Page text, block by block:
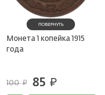
ПОВЕРНУТЬ
Монета 1 копейка 1915
года
100руб. 85 руб.